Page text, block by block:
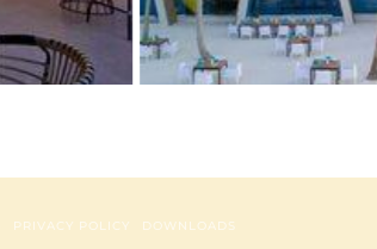
PRIVACY POLICY DOWNLOADS